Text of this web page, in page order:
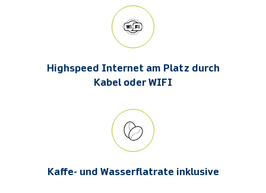
Highspeed Internet am Platz durch
Kabel oder WIFI
Kaffe- und Wasserflatrate inklusive